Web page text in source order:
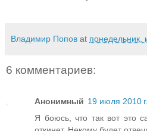
Владимир Попов at понедельник,
6 комментариев:
Анонимный 19 июля 2010
Я боюсь, что так вот это